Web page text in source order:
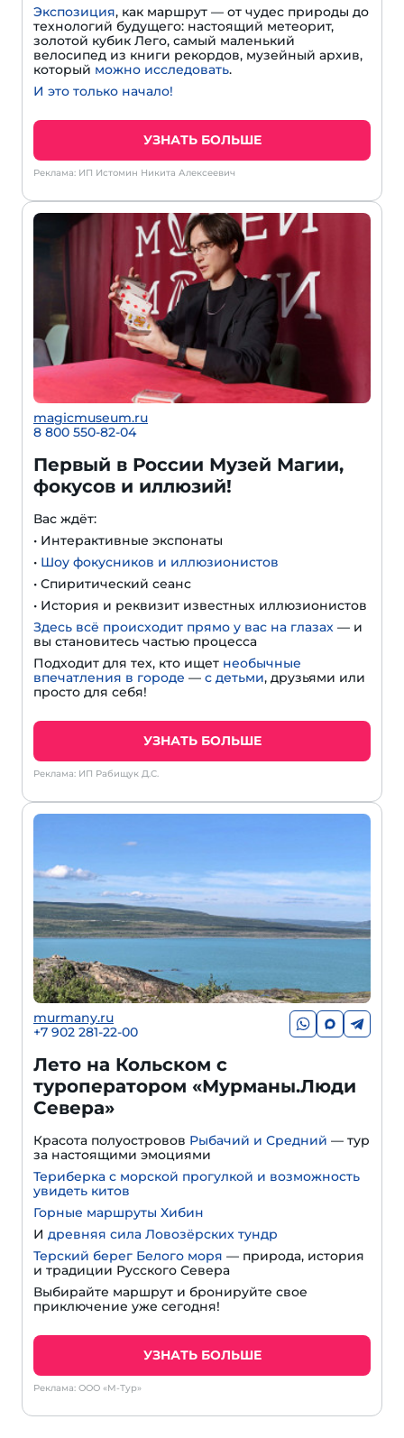
Экспозиция, как маршрут — от чудес природы до
технологий будущего: настоящий метеорит,
золотой кубик Лего, самый маленький
велосипед из книги рекордов, музейный архив,
который можно исследовать.
И это только начало!
УЗНАТЬ БОЛЬШЕ
Реклама: ИП Истомин Никита Алексеевич
magicmuseum.ru
8 800 550-82-04
Первый в России Музей Магии,
фокусов и иллюзий!
Вас ждёт:
• Интерактивные экспонаты
• Шоу фокусников и иллюзионистов
• Спиритический сеанс
• История и реквизит известных иллюзионистов
Здесь всё происходит прямо у вас на глазах — и
вы становитесь частью процесса
Подходит для тех, кто ищет необычные
впечатления в городе — с детьми, друзьями или
просто для себя!
УЗНАТЬ БОЛЬШЕ
Реклама: ИП Рабищук Д.С.
murmany.ru
+7 902 281-22-00
Лето на Кольском с
туроператором «Мурманы.Люди
Севера»
Красота полуостровов Рыбачий и Средний — тур
за настоящими эмоциями
Териберка с морской прогулкой и возможность
увидеть китов
Горные маршруты Хибин
И древняя сила Ловозёрских тундр
Терский берег Белого моря — природа, история
и традиции Русского Севера
Выбирайте маршрут и бронируйте свое
приключение уже сегодня!
УЗНАТЬ БОЛЬШЕ
Реклама: ООО «М-Тур»